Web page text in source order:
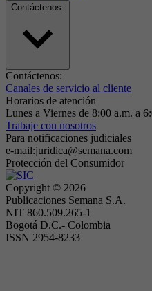
Contáctenos:
Contáctenos:
Canales de servicio al cliente
Horarios de atención
Lunes a Viernes de 8:00 a.m. a
Trabaje con nosotros
Para notificaciones judiciales
e-mail:juridica@semana.com
Protección del Consumidor
Copyright © 2026
Publicaciones Semana S.A.
NIT 860.509.265-1
Bogotá D.C.- Colombia
ISSN 2954-8233